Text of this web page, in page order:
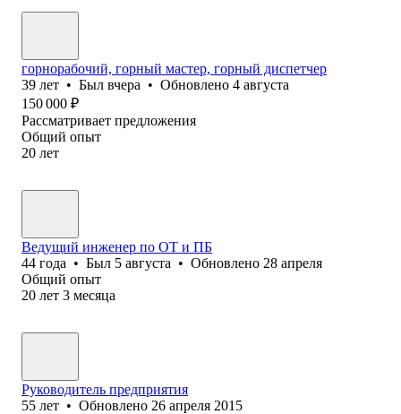
горнорабочий, горный мастер, горный диспетчер
39 лет • Был вчера • Обновлено 4 августа
150 000 ₽
Рассматривает предложения
Общий опыт
20 лет
Ведущий инженер по ОТ и ПБ
44 года • Был 5 августа • Обновлено 28 апреля
Общий опыт
20 лет 3 месяца
Руководитель предприятия
55 лет • Обновлено 26 апреля 2015